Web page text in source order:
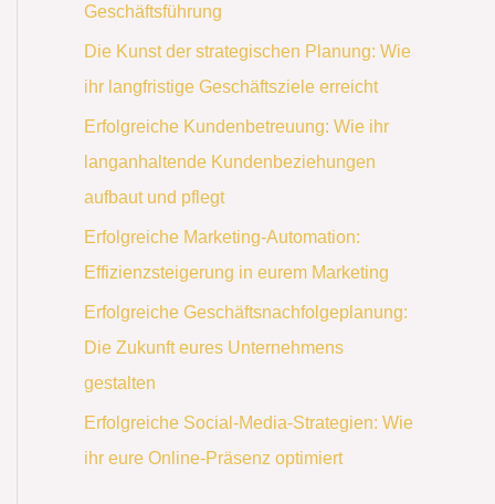
Geschäftsführung
Die Kunst der strategischen Planung: Wie
ihr langfristige Geschäftsziele erreicht
Erfolgreiche Kundenbetreuung: Wie ihr
langanhaltende Kundenbeziehungen
aufbaut und pflegt
Erfolgreiche Marketing-Automation:
Effizienzsteigerung in eurem Marketing
Erfolgreiche Geschäftsnachfolgeplanung:
Die Zukunft eures Unternehmens
gestalten
Erfolgreiche Social-Media-Strategien: Wie
ihr eure Online-Präsenz optimiert